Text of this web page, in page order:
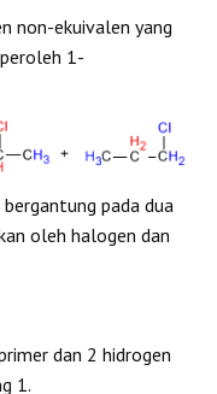
non-ekuivalen yang
1-
pada dua
oleh halogen dan
dan 2 hidrogen
1.